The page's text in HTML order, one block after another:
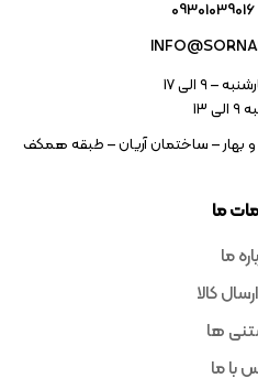
ما
ما
کالا
ها
با ما
– ۹ الی 17
13
و بهار – ساختمان آریان – طبقه همکف